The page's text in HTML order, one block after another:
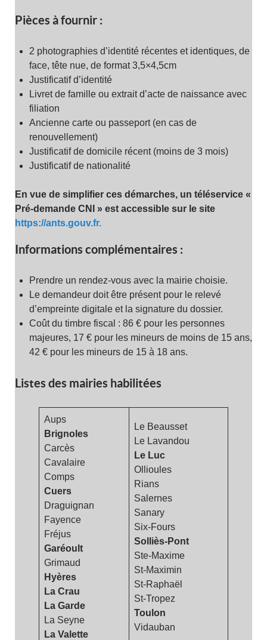
Pièces à fournir :
2 photographies d’identité récentes et identiques, de
face, tête nue, de format 3,5×4,5cm
Justificatif d’identité
Livret de famille ou extrait d’acte de naissance avec
filiation
Ancienne carte ou passeport (en cas de
renouvellement)
Justificatif de domicile récent (moins de 3 mois)
Justificatif de nationalité
En vue de simplifier ces démarches, un téléservice «
Pré-demande CNI » est accessible sur le site
https://ants.gouv.fr.
Informations complémentaires :
Prendre un rendez-vous avec la mairie choisie.
Le demandeur doit être présent pour le relevé
d’empreinte digitale et la signature du dossier.
Coût du timbre fiscal : 86 € pour les personnes
majeures, 17 € pour les mineurs de moins de 15 ans,
42 € pour les mineurs de 15 à 18 ans.
Listes des mairies habilitées
Aups
Brignoles
Carcès
Cavalaire
Comps
Cuers
Draguignan
Fayence
Fréjus
Garéoult
Grimaud
Hyères
La Crau
La Garde
La Seyne
La Valette
Le Beausset
Le Lavandou
Le Luc
Ollioules
Rians
Salernes
Sanary
Six-Fours
Solliès-Pont
Ste-Maxime
St-Maximin
St-Raphaël
St-Tropez
Toulon
Vidauban